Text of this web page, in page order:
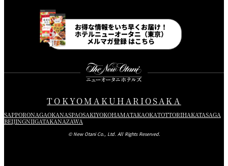
お得な情報をいち早くお届け！
ホテルニューオータニ（東京）
メルマガ登録 はこちら
TOKYOMAKUHARIOSAKA
SAPPORONAGAOKANASPAOSAKIYOKOHAMATAKAOKATOTTORIHAKATASAGA
BEIJINGNIIGATAKANAZAWA
© New Otani Co., Ltd. All Rights Reserved.